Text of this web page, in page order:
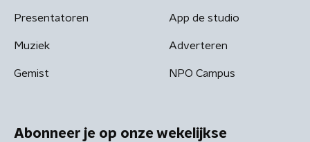
Presentatoren
Muziek
Gemist
App de studio
Adverteren
NPO Campus
Abonneer je op onze wekelijkse